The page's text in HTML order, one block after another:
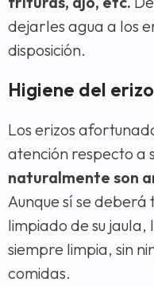
dejarles agua a los
disposición.
Higiene del erizo
Los erizos
atención respecto a
naturalmente son
Aunque sí se
limpiado de su
siempre limpia, sin
comidas.